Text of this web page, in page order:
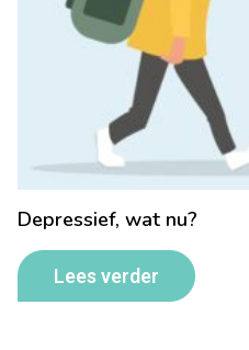
Depressief, wat nu?
Lees verder